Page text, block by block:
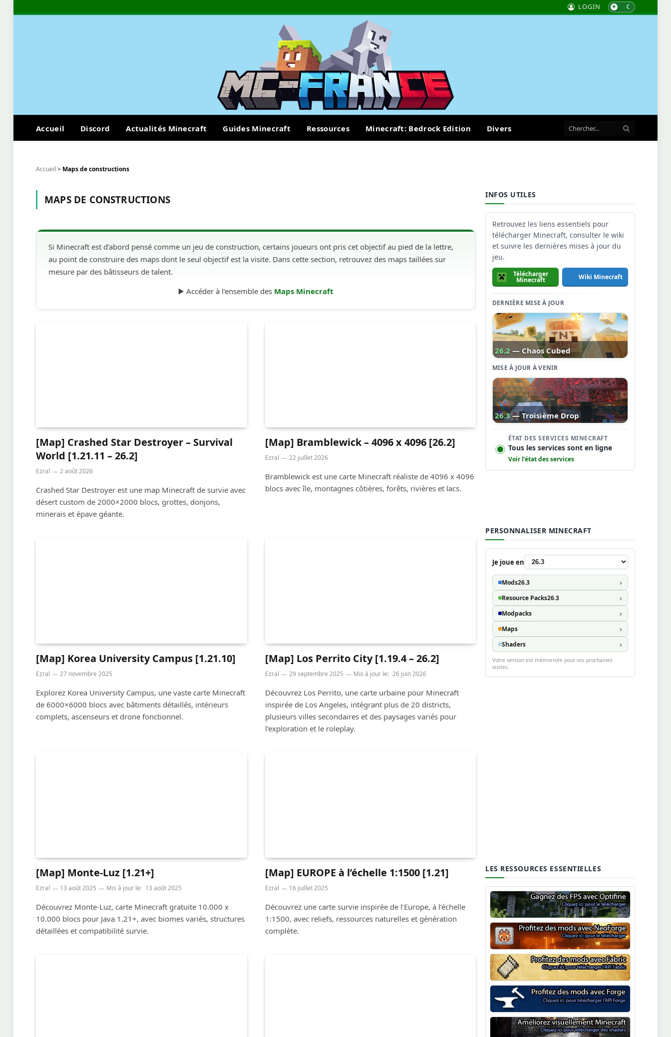
LOGIN
Accueil Discord Actualités Minecraft Guides Minecraft Ressources Minecraft: Bedrock Edition Divers
Accueil > Maps de constructions
MAPS DE CONSTRUCTIONS
Si Minecraft est d’abord pensé comme un jeu de construction, certains joueurs ont pris cet objectif au pied de la lettre,
au point de construire des maps dont le seul objectif est la visite. Dans cette section, retrouvez des maps taillées sur
mesure par des bâtisseurs de talent.
▶️ Accéder à l’ensemble des Maps Minecraft
[Map] Crashed Star Destroyer – Survival
World [1.21.11 – 26.2]
Ezral 2 août 2026
Crashed Star Destroyer est une map Minecraft de survie avec
désert custom de 2000×2000 blocs, grottes, donjons,
minerais et épave géante.
[Map] Bramblewick – 4096 x 4096 [26.2]
Ezral 22 juillet 2026
Bramblewick est une carte Minecraft réaliste de 4096 x 4096
blocs avec île, montagnes côtières, forêts, rivières et lacs.
[Map] Korea University Campus [1.21.10]
Ezral 27 novembre 2025
Explorez Korea University Campus, une vaste carte Minecraft
de 6000×6000 blocs avec bâtiments détaillés, intérieurs
complets, ascenseurs et drone fonctionnel.
[Map] Los Perrito City [1.19.4 – 26.2]
Ezral 29 septembre 2025 Mis à jour le: 26 juin 2026
Découvrez Los Perrito, une carte urbaine pour Minecraft
inspirée de Los Angeles, intégrant plus de 20 districts,
plusieurs villes secondaires et des paysages variés pour
l’exploration et le roleplay.
[Map] Monte-Luz [1.21+]
Ezral 13 août 2025 Mis à jour le: 13 août 2025
Découvrez Monte-Luz, carte Minecraft gratuite 10.000 x
10.000 blocs pour Java 1.21+, avec biomes variés, structures
détaillées et compatibilité survie.
[Map] EUROPE à l’échelle 1:1500 [1.21]
Ezral 16 juillet 2025
Découvrez une carte survie inspirée de l’Europe, à l’échelle
1:1500, avec reliefs, ressources naturelles et génération
complète.
INFOS UTILES
Retrouvez les liens essentiels pour
télécharger Minecraft, consulter le wiki
et suivre les dernières mises à jour du
jeu.
Télécharger
Minecraft Wiki Minecraft
DERNIÈRE MISE À JOUR
26.2 — Chaos Cubed
MISE À JOUR À VENIR
26.3 — Troisième Drop
ÉTAT DES SERVICES MINECRAFT
Tous les services sont en ligne
Voir l’état des services
PERSONNALISER MINECRAFT
Je joue en
Mods26.3
Resource Packs26.3
Modpacks
Maps
Shaders
Votre version est mémorisée pour vos prochaines
visites.
LES RESSOURCES ESSENTIELLES
Optifine
NeoForge
Minecraft Fabric
Minecraft Forge